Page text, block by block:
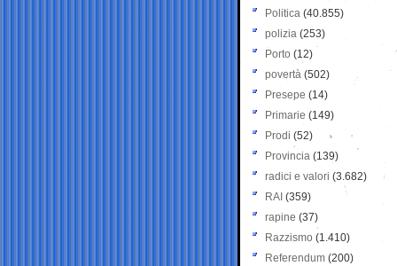
Politica (40.855)
polizia (253)
Porto (12)
povertà (502)
Presepe (14)
Primarie (149)
Prodi (52)
Provincia (139)
radici e valori (3.682)
RAI (359)
rapine (37)
Razzismo (1.410)
Referendum (200)